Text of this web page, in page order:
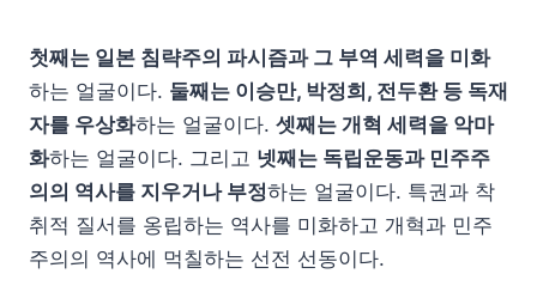
첫째는 일본 침략주의 파시즘과 그 부역 세력을 미화
하는 얼굴이다. 둘째는 이승만, 박정희, 전두환 등 독재
자를 우상화하는 얼굴이다. 셋째는 개혁 세력을 악마
화하는 얼굴이다. 그리고 넷째는 독립운동과 민주주
의의 역사를 지우거나 부정하는 얼굴이다. 특권과 착
취적 질서를 옹립하는 역사를 미화하고 개혁과 민주
주의의 역사에 먹칠하는 선전 선동이다.